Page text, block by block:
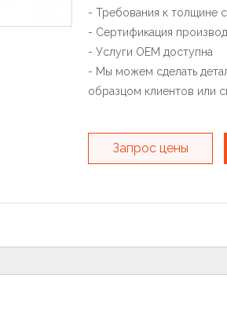
- Требования к толщине
- Сертификация
- Услуги OEM доступна
- Мы можем сделать
образцом клиентов или
Запрос цены